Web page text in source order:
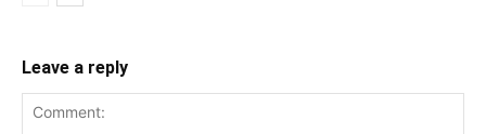
Leave a reply